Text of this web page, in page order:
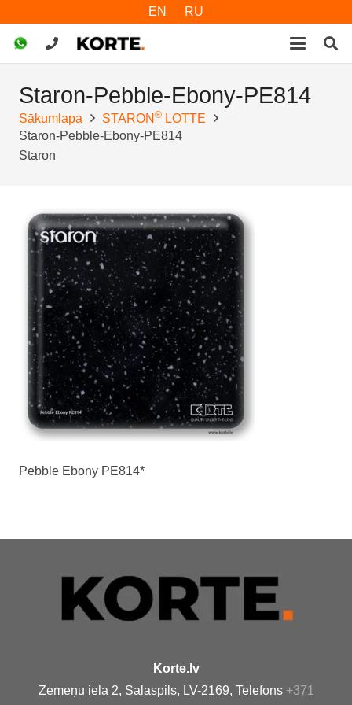
EN RU
Staron-Pebble-Ebony-PE814
Sākumlapa STARON® LOTTE
Staron-Pebble-Ebony-PE814
Staron
Pebble Ebony PE814*
Korte.lv
Zemeņu iela 2, Salaspils, LV-2169, Telefons +371